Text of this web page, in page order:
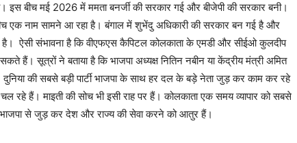
इस बीच मई 2026 में ममता बनर्जी की सरकार गई और बीजेपी की सरकार बनी।
एक नाम सामने आ रहा है। बंगाल में शुभेंदु अधिकारी की सरकार बन गई है और
है। ऐसी संभावना है कि वीएफएस कैपिटल कोलकाता के एमडी और सीईओ कुलदीप
सकते हैं। सूत्रों ने बताया है कि भाजपा अध्यक्ष नितिन नबीन या केंद्रीय मंत्री अमित
की सबसे बड़ी पार्टी भाजपा के साथ हर दल के बड़े नेता जुड़ कर काम कर रहे
हैं। माइती की सोच भी इसी राह पर हैं। कोलकाता एक समय व्यापार को सबसे
से जुड़ कर देश और राज्य की सेवा करने को आतुर हैं।